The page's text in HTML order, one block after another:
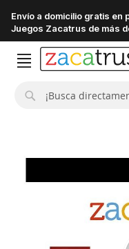
Envío a domicilio gratis en
Juegos Zacatrus de más